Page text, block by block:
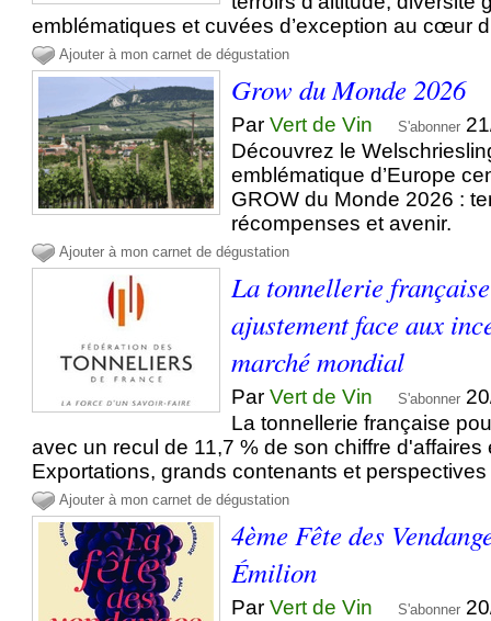
emblématiques et cuvées d’exception au cœur
Ajouter à mon carnet de dégustation
Grow du Monde 2026
ParVert de Vin S'abonner
Découvrez le
emblématique d’Europe
GROW du Monde 2026 :
récompenses et avenir.
Ajouter à mon carnet de dégustation
La tonnellerie
ajustement face aux
marché mondial
ParVert de Vin S'abonner
La tonnellerie française
avec un recul de 11,7 % de son chiffre d'affaires
Exportations, grands contenants et
Ajouter à mon carnet de dégustation
4ème Fête des
Émilion
ParVert de Vin S'abonner